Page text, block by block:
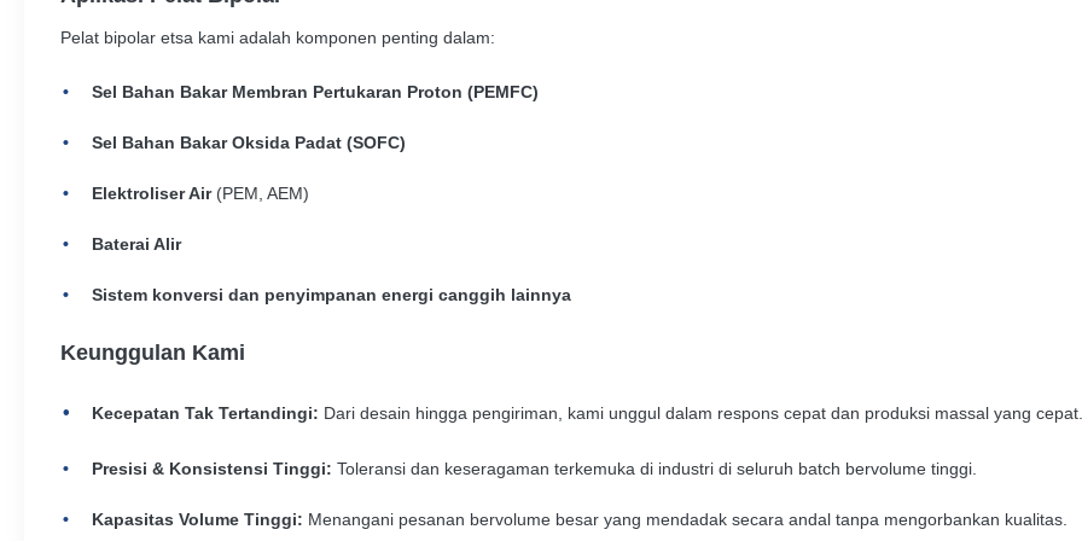
Pelat bipolar etsa kami adalah komponen penting dalam:
Sel Bahan Bakar Membran Pertukaran Proton (PEMFC)
Sel Bahan Bakar Oksida Padat (SOFC)
Elektroliser Air(PEM, AEM)
Baterai Alir
Sistem konversi dan penyimpanan energi canggih lainnya
Keunggulan Kami
Kecepatan Tak Tertandingi: Dari desain hingga pengiriman, kami unggul dalam respons cepat dan produksi massal yang cepat.
Presisi & Konsistensi Tinggi: Toleransi dan keseragaman terkemuka di industri di seluruh batch bervolume tinggi.
Kapasitas Volume Tinggi: Menangani pesanan bervolume besar yang mendadak secara andal tanpa mengorbankan kualitas.